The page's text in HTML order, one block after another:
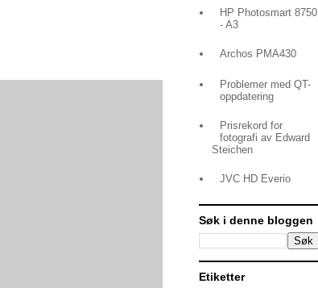
HP Photosmart 8750
- A3
Archos PMA430
Problemer med QT-
oppdatering
Prisrekord for
fotografi av Edward
Steichen
JVC HD Everio
Søk i denne bloggen
Etiketter